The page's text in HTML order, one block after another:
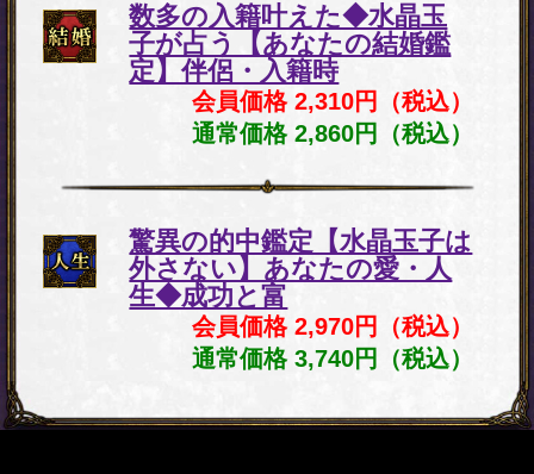
数多の入籍叶えた◆水晶玉
子が占う【あなたの結婚鑑
定】伴侶・入籍時
会員価格 2,310円（税込）
通常価格 2,860円（税込）
驚異の的中鑑定【水晶玉子は
外さない】あなたの愛・人
生◆成功と富
会員価格 2,970円（税込）
通常価格 3,740円（税込）